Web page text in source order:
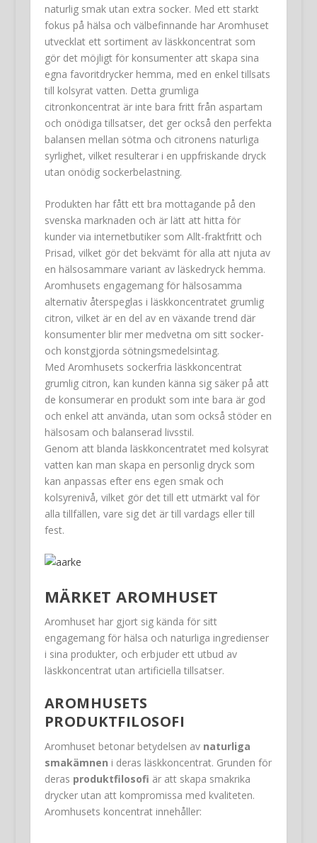
naturlig smak utan extra socker. Med ett starkt
fokus på hälsa och välbefinnande har Aromhuset
utvecklat ett sortiment av läskkoncentrat som
gör det möjligt för konsumenter att skapa sina
egna favoritdrycker hemma, med en enkel tillsats
till kolsyrat vatten. Detta grumliga
citronkoncentrat är inte bara fritt från aspartam
och onödiga tillsatser, det ger också den perfekta
balansen mellan sötma och citronens naturliga
syrlighet, vilket resulterar i en uppfriskande dryck
utan onödig sockerbelastning.
Produkten har fått ett bra mottagande på den
svenska marknaden och är lätt att hitta för
kunder via internetbutiker som Allt-fraktfritt och
Prisad, vilket gör det bekvämt för alla att njuta av
en hälsosammare variant av läskedryck hemma.
Aromhusets engagemang för hälsosamma
alternativ återspeglas i läskkoncentratet grumlig
citron, vilket är en del av en växande trend där
konsumenter blir mer medvetna om sitt socker-
och konstgjorda sötningsmedelsintag.
Med Aromhusets sockerfria läskkoncentrat
grumlig citron, kan kunden känna sig säker på att
de konsumerar en produkt som inte bara är god
och enkel att använda, utan som också stöder en
hälsosam och balanserad livsstil.
Genom att blanda läskkoncentratet med kolsyrat
vatten kan man skapa en personlig dryck som
kan anpassas efter ens egen smak och
kolsyrenivå, vilket gör det till ett utmärkt val för
alla tillfällen, vare sig det är till vardags eller till
fest.
MÄRKET AROMHUSET
Aromhuset har gjort sig kända för sitt
engagemang för hälsa och naturliga ingredienser
i sina produkter, och erbjuder ett utbud av
läskkoncentrat utan artificiella tillsatser.
AROMHUSETS
PRODUKTFILOSOFI
Aromhuset betonar betydelsen av naturliga
smakämnen i deras läskkoncentrat. Grunden för
deras produktfilosofi är att skapa smakrika
drycker utan att kompromissa med kvaliteten.
Aromhusets koncentrat innehåller: